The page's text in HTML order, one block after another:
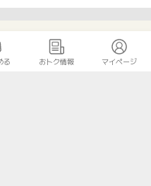
シェアしよう
る おトク情報 マイページ